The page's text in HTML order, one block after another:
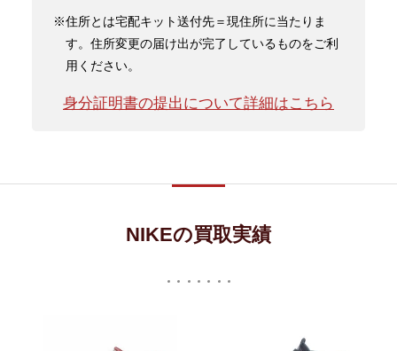
※住所とは宅配キット送付先＝現住所に当たりま
す。住所変更の届け出が完了しているものをご利
用ください。
身分証明書の提出について詳細はこちら
NIKEの買取実績